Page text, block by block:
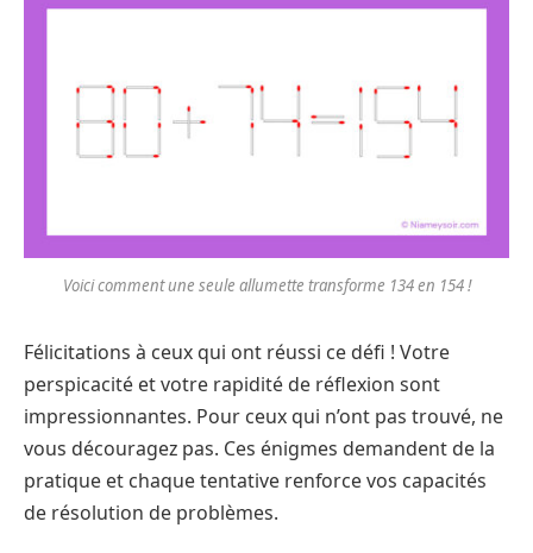
Voici comment une seule allumette transforme 134 en 154 !
Félicitations à ceux qui ont réussi ce défi ! Votre
perspicacité et votre rapidité de réflexion sont
impressionnantes. Pour ceux qui n’ont pas trouvé, ne
vous découragez pas. Ces énigmes demandent de la
pratique et chaque tentative renforce vos capacités
de résolution de problèmes.